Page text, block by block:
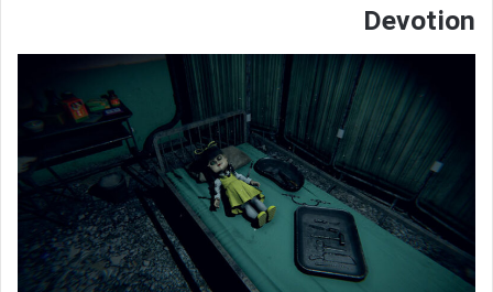
Devotion